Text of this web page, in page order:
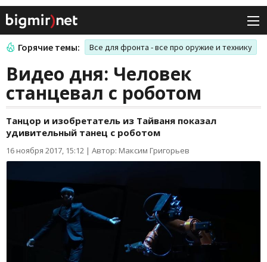
Горячие темы: Все для фронта - все про оружие и технику
Видео дня: Человек
станцевал с роботом
Танцор и изобретатель из Тайваня показал
удивительный танец с роботом
16 ноября 2017, 15:12 | Автор: Максим Григорьев